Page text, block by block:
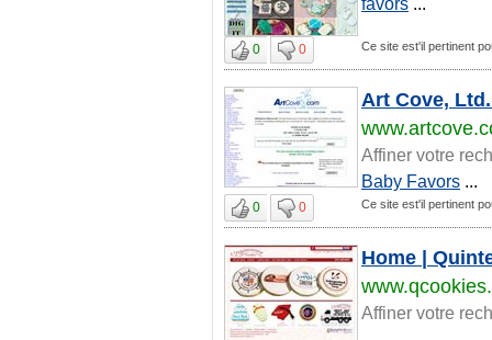
0 0 Ce site est'il pertinent
Art Cove,
Affiner votre
Baby Favors ...
0 0 Ce site est'il pertinent
Home |
Affiner votre